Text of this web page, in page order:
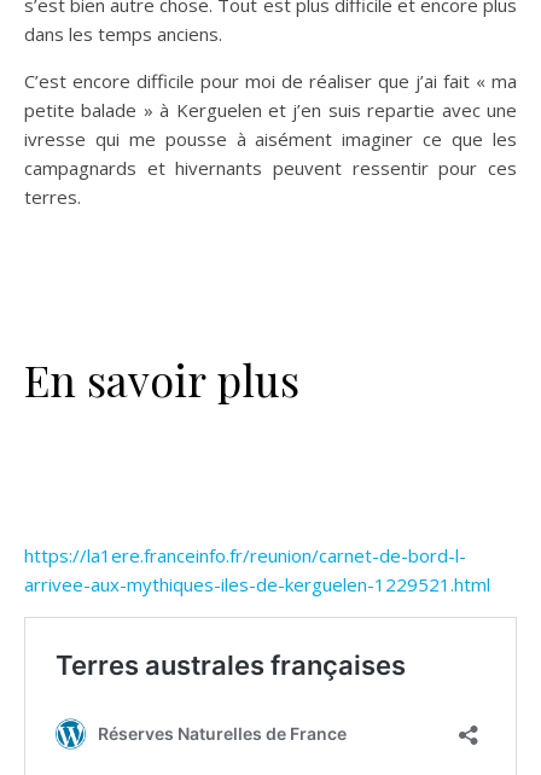
dans les temps anciens.
C’est encore difficile pour moi de réaliser que j’ai fait « ma
petite balade » à Kerguelen et j’en suis repartie avec une
ivresse qui me pousse à aisément imaginer ce que les
campagnards et hivernants peuvent ressentir pour ces
terres.
En savoir plus
https://la1ere.franceinfo.fr/reunion/carnet-de-bord-l-
arrivee-aux-mythiques-iles-de-kerguelen-1229521.html